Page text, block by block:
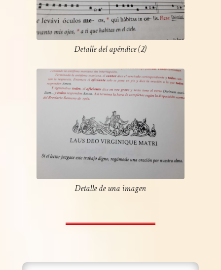
Detalle del apéndice (2)
Detalle de una imagen